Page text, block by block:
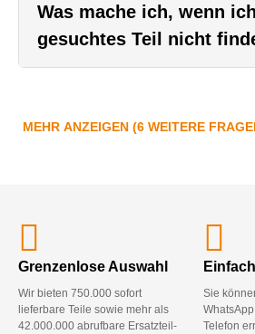
Was mache ich, wenn
gesuchtes Teil nicht
MEHR ANZEIGEN (6 WEITERE
Grenzenlose Auswahl
Wir bieten 750.000 sofort
lieferbare Teile sowie mehr als
42.000.000 abrufbare Ersatzteil-
Sie
Telefon